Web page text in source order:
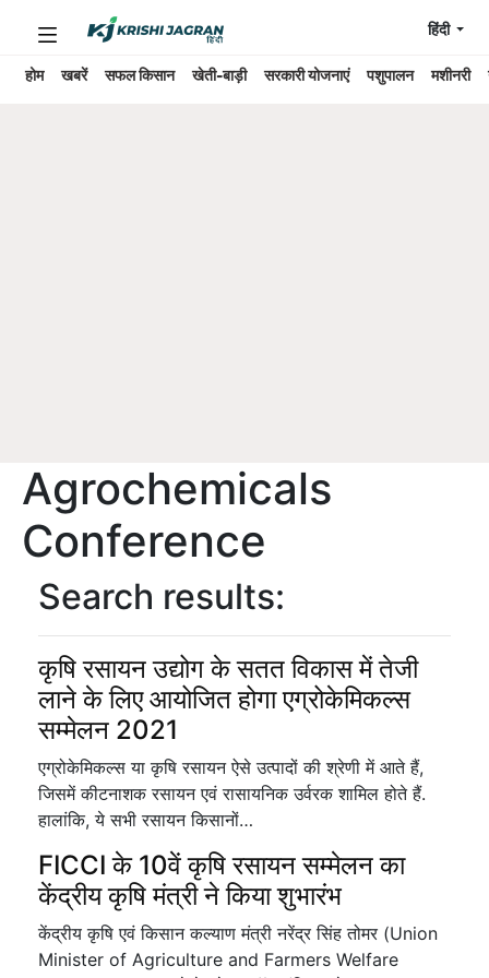
होम खबरें सफल किसान खेती-बाड़ी सरकारी योजनाएं पशुपालन मशीनरी
हिंदी
Agrochemicals
Conference
Search results:
कृषि रसायन उद्योग के सतत विकास में तेजी
लाने के लिए आयोजित होगा एग्रोकेमिकल्स
सम्मेलन 2021
एग्रोकेमिकल्स या कृषि रसायन ऐसे उत्पादों की श्रेणी में आते हैं,
जिसमें कीटनाशक रसायन एवं रासायनिक उर्वरक शामिल होते हैं.
हालांकि, ये सभी रसायन किसानों…
FICCI के 10वें कृषि रसायन सम्मेलन का
केंद्रीय कृषि मंत्री ने किया शुभारंभ
केंद्रीय कृषि एवं किसान कल्याण मंत्री नरेंद्र सिंह तोमर (Union
Minister of Agriculture and Farmers Welfare